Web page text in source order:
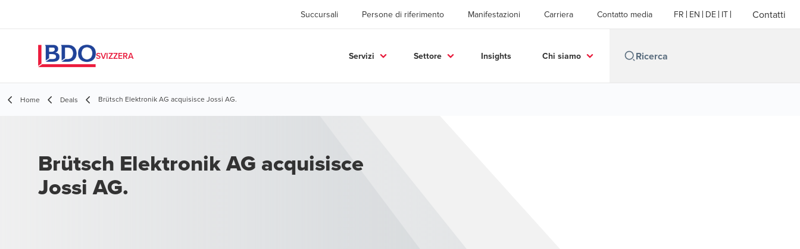
Succursali Persone di riferimento Manifestazioni Carriera Contatto media FR EN DE IT Contatti
SVIZZERA Servizi Settore Insights Chi siamo
Home Deals Brütsch Elektronik AG acquisisce Jossi AG.
Brütsch Elektronik AG acquisisce
Jossi AG.